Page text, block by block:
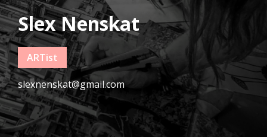
Slex Nenskat
ARTist
slexnenskat@gmail.com